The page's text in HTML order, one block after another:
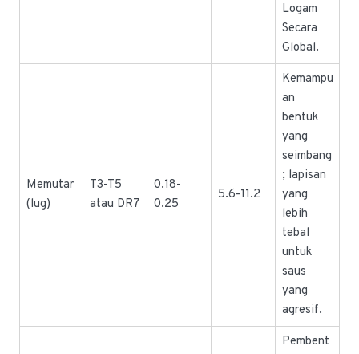
Logam
Secara
Global.
Memutar
(lug)
T3-T5
atau DR7
0.18-
0.25
5.6-11.2
Kemampu
an
bentuk
yang
seimbang
; lapisan
yang
lebih
tebal
untuk
saus
yang
agresif.
Pembent